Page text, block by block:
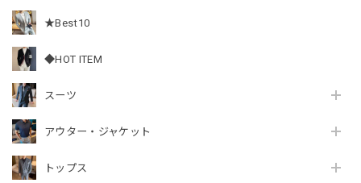
★Best10
◆HOT ITEM
スーツ
アウター・ジャケット
トップス